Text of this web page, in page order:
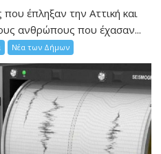
έπληξαν την Αττική και
ανθρώπους που έχασαν...
Νέα των Δήμων